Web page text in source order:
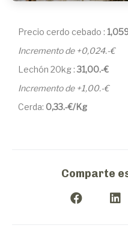
Precio cerdo cebado :
Incremento de +0,024.-€
Lechón 20kg :31,00.-€
Incremento de +1,00.-€
Cerda: 0,33.-€/Kg
Comparte